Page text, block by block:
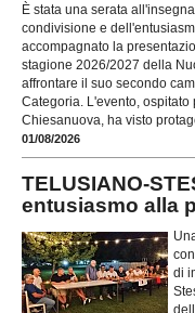
È stata una serata
condivisione e
accompagnato la
stagione 2026/2027 della
affrontare il suo secondo
Categoria. L'evento, ospitato
Chiesanuova, ha visto
01/08/2026
TELUSIANO-
entusiasmo alla
di